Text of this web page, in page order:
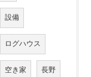
設備
ログハウス
空き家 長野